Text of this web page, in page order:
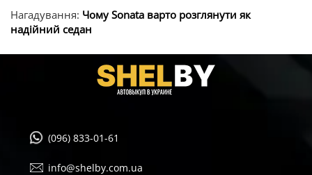
Нагадування: Чому Sonata варто розглянути як
надійний седан
(096) 833-01-61
info@shelby.com.ua